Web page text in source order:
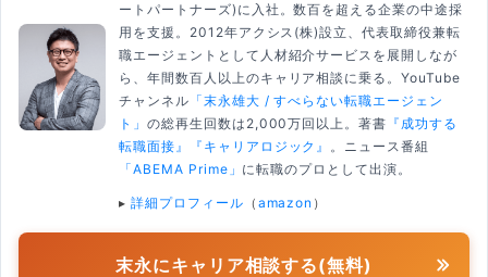
ートパートナーズ)に入社。数百を超える企業の中途採
用を支援。2012年アクシス(株)設立、代表取締役兼転
職エージェントとして人材紹介サービスを展開しなが
ら、年間数百人以上のキャリア相談に乗る。YouTube
チャンネル 「末永雄大 / すべらない転職エージェン
ト」 の総再生回数は2,000万回以上。著書 『成功する
転職面接』
『キャリアロジック』
。ニュース番組
「ABEMA Prime」 に転職のプロとして出演。
▸ 詳細プロフィール （ amazon ）
末永にキャリア相談する(無料)